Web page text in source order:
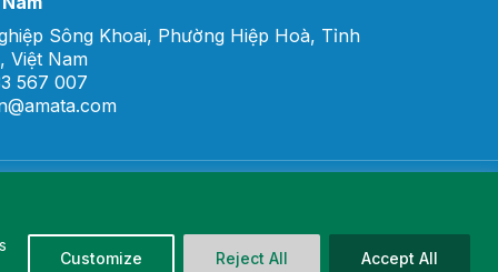
Customize Reject All Accept All
Sông Khoai, Phường Hiệp Hoà, Tỉnh
Việt Nam
567 007